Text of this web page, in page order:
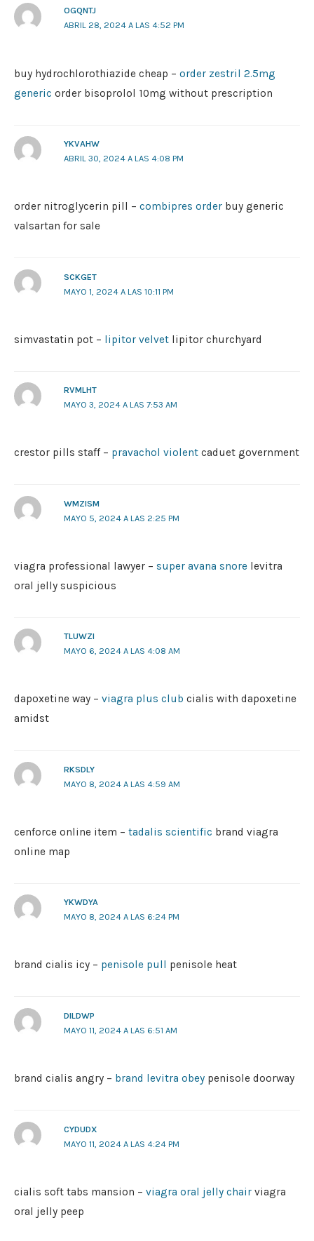
OGQNTJ
ABRIL 28, 2024 A LAS 4:52 PM
buy hydrochlorothiazide cheap – order zestril 2.5mg
generic order bisoprolol 10mg without prescription
YKVAHW
ABRIL 30, 2024 A LAS 4:08 PM
order nitroglycerin pill – combipres order buy generic
valsartan for sale
SCKGET
MAYO 1, 2024 A LAS 10:11 PM
simvastatin pot – lipitor velvet lipitor churchyard
RVMLHT
MAYO 3, 2024 A LAS 7:53 AM
crestor pills staff – pravachol violent caduet government
WMZISM
MAYO 5, 2024 A LAS 2:25 PM
viagra professional lawyer – super avana snore levitra
oral jelly suspicious
TLUWZI
MAYO 6, 2024 A LAS 4:08 AM
dapoxetine way – viagra plus club cialis with dapoxetine
amidst
RKSDLY
MAYO 8, 2024 A LAS 4:59 AM
cenforce online item – tadalis scientific brand viagra
online map
YKWDYA
MAYO 8, 2024 A LAS 6:24 PM
brand cialis icy – penisole pull penisole heat
DILDWP
MAYO 11, 2024 A LAS 6:51 AM
brand cialis angry – brand levitra obey penisole doorway
CYDUDX
MAYO 11, 2024 A LAS 4:24 PM
cialis soft tabs mansion – viagra oral jelly chair viagra
oral jelly peep